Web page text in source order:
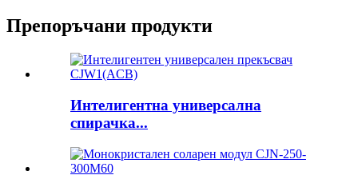
Препоръчани продукти
Интелигентна универсална
спирачка...